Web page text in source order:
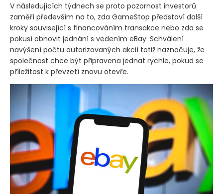
V následujících týdnech se proto pozornost investorů
zaměří především na to, zda GameStop představí další
kroky související s financováním transakce nebo zda se
pokusí obnovit jednání s vedením eBay. Schválení
navýšení počtu autorizovaných akcií totiž naznačuje, že
společnost chce být připravena jednat rychle, pokud se
příležitost k převzetí znovu otevře.